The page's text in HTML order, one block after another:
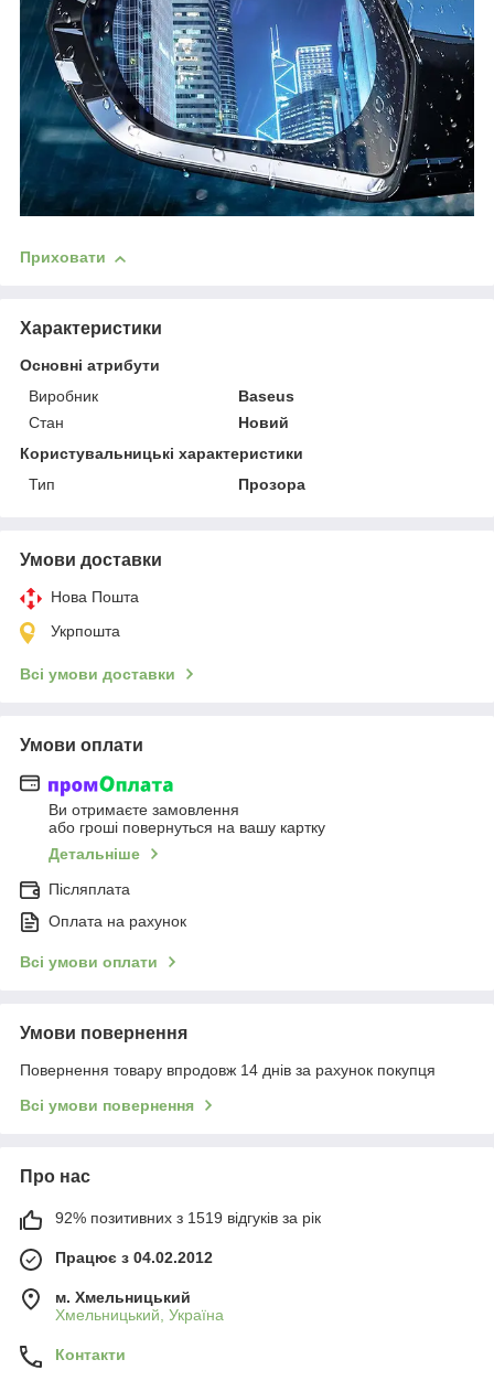
Приховати
Характеристики
Основні атрибути
Виробник
Baseus
Стан
Новий
Користувальницькі характеристики
Тип
Прозора
Умови доставки
Нова Пошта
Укрпошта
Всі умови доставки
Умови оплати
Ви отримаєте замовлення
або гроші повернуться на вашу картку
Детальніше
Післяплата
Оплата на рахунок
Всі умови оплати
Умови повернення
Повернення товару впродовж 14 днів за рахунок покупця
Всі умови повернення
Про нас
92% позитивних з 1519 відгуків за рік
Працює з 04.02.2012
м. Хмельницький
Хмельницький, Україна
Контакти